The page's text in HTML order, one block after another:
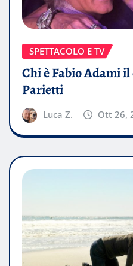
SPETTACOLO E TV
Chi è Fabio Adami
Parietti
Luca Z. Ott 26,